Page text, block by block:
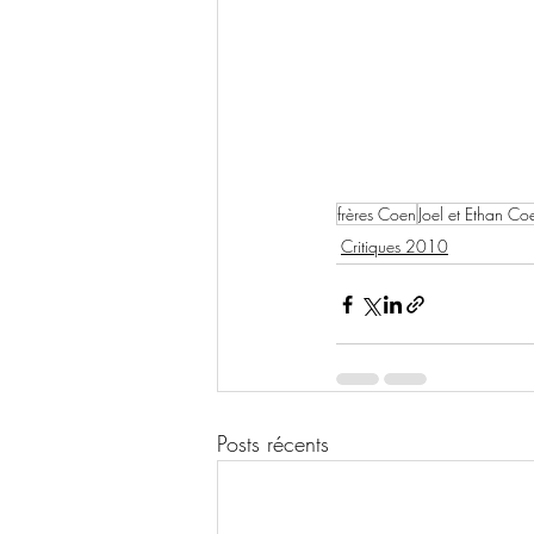
frères Coen Joel et Ethan
Critiques 2010
Posts récents